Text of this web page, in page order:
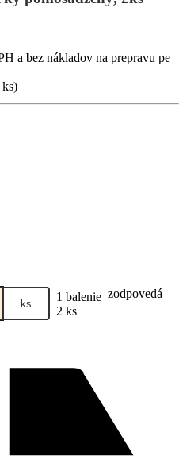
a bez nákladov na prepravu pe
ks)
ks 1 balenie zodpovedá
2 ks